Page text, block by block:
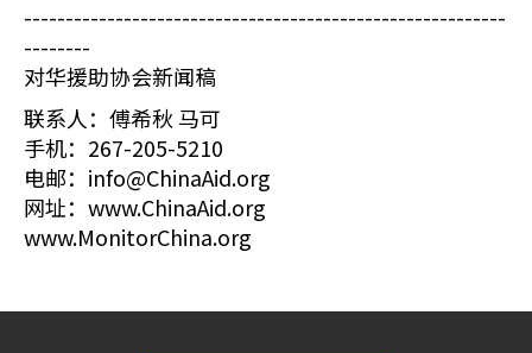
----------------------------------------------------------
--------
对华援助协会新闻稿
联系人：傅希秋 马可
手机：267-205-5210
电邮：info@ChinaAid.org
网址：www.ChinaAid.org
www.MonitorChina.org